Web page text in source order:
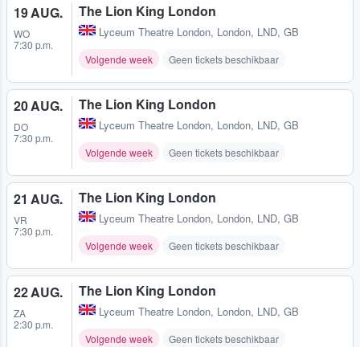
19 AUG.
WO
7:30 p.m.
The Lion King London
Lyceum Theatre London, London, LND, GB
Volgende week Geen tickets beschikbaar
20 AUG.
DO
7:30 p.m.
The Lion King London
Lyceum Theatre London, London, LND, GB
Volgende week Geen tickets beschikbaar
21 AUG.
VR
7:30 p.m.
The Lion King London
Lyceum Theatre London, London, LND, GB
Volgende week Geen tickets beschikbaar
22 AUG.
ZA
2:30 p.m.
The Lion King London
Lyceum Theatre London, London, LND, GB
Volgende week Geen tickets beschikbaar